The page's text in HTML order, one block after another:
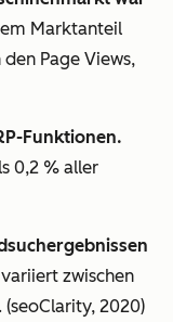
Marktanteil
Page Views,
Funktionen.
0,2 % aller
zwischen
2020)